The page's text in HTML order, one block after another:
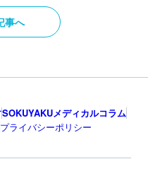
事へ
SOKUYAKUメディカルコラム
プライバシーポリシー